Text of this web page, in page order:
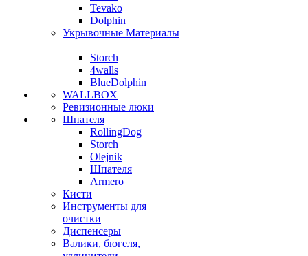
Tevako
Dolphin
Укрывочные Материалы
Storch
4walls
BlueDolphin
WALLBOX
Ревизионные люки
Шпателя
RollingDog
Storch
Olejnik
Шпателя
Armero
Кисти
Инструменты для
очистки
Диспенсеры
Валики, бюгеля,